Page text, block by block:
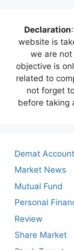
Declaration
website is
we are not
objective is
related to
not forget
before taking
Demat Account
Market News
Mutual Fund
Personal
Review
Share Market